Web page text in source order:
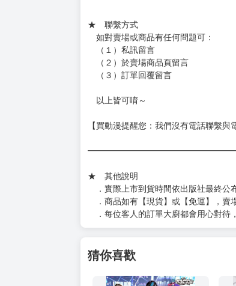
★ 賣場出貨方式
［１～２本書］三層氣泡布（２圈）
［３～７本書］三層氣泡布（４～５
［８本以上］ 三層氣泡布（２圈）＋
（另有加固紙箱賣場，如有需要可至
https://www.myacg.com.tw/
（１）私訊留言
（２）於賣場商品頁留言
（３）訂單回覆留言
【買動漫提醒您：我們沒有電話聯繫與